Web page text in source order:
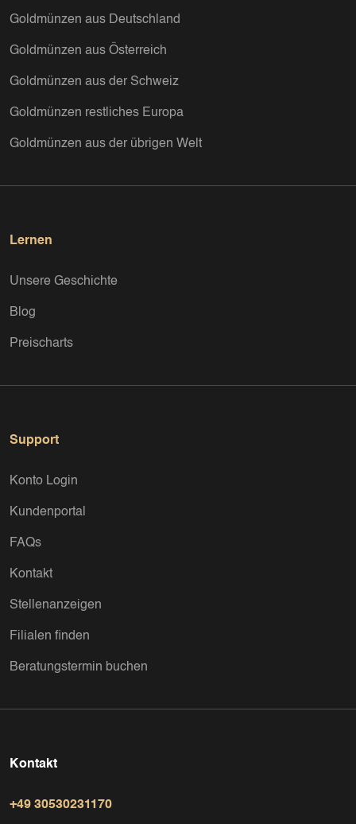
Goldmünzen aus Deutschland
Goldmünzen aus Österreich
Goldmünzen aus der Schweiz
Goldmünzen restliches Europa
Goldmünzen aus der übrigen Welt
Lernen
Unsere Geschichte
Blog
Preischarts
Support
Konto Login
Kundenportal
FAQs
Kontakt
Stellenanzeigen
Filialen finden
Beratungstermin buchen
Kontakt
+49 30530231170